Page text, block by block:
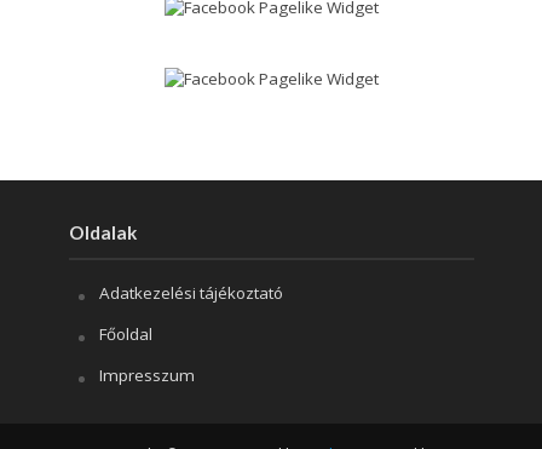
Oldalak
Adatkezelési tájékoztató
Főoldal
Impresszum